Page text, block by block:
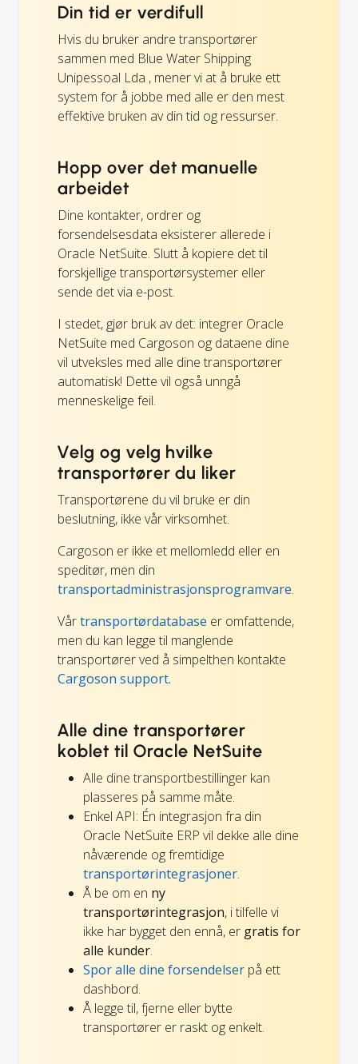
Din tid er verdifull
Hvis du bruker andre transportører
sammen med Blue Water Shipping
Unipessoal Lda , mener vi at å bruke ett
system for å jobbe med alle er den mest
effektive bruken av din tid og ressurser.
Hopp over det manuelle
arbeidet
Dine kontakter, ordrer og
forsendelsesdata eksisterer allerede i
Oracle NetSuite. Slutt å kopiere det til
forskjellige transportørsystemer eller
sende det via e-post.
I stedet, gjør bruk av det: integrer Oracle
NetSuite med Cargoson og dataene dine
vil utveksles med alle dine transportører
automatisk! Dette vil også unngå
menneskelige feil.
Velg og velg hvilke
transportører du liker
Transportørene du vil bruke er din
beslutning, ikke vår virksomhet.
Cargoson er ikke et mellomledd eller en
speditør, men din
transportadministrasjonsprogramvare.
Vårtransportørdatabase er omfattende,
men du kan legge til manglende
transportører ved å simpelthen kontakte
Cargoson support.
Alle dine transportører
koblet til Oracle NetSuite
Alle dine transportbestillinger kan
plasseres på samme måte.
Enkel API: Én integrasjon fra din
Oracle NetSuite ERP vil dekke alle dine
nåværende og fremtidige
transportørintegrasjoner.
Å be om en ny
transportørintegrasjon, i tilfelle vi
ikke har bygget den ennå, er gratis for
alle kunder.
Spor alle dine forsendelser på ett
dashbord.
Å legge til, fjerne eller bytte
transportører er raskt og enkelt.